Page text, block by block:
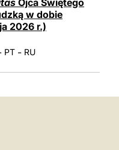
w dobie
2026 r.)
PT - RU